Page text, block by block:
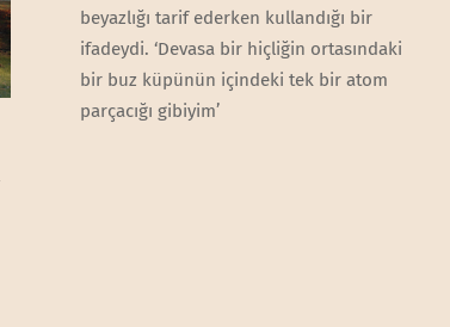
beyazlığı tarif ederken kullandığı bir
ifadeydi. ‘Devasa bir hiçliğin ortasındaki
bir buz küpünün içindeki tek bir atom
parçacığı gibiyim’